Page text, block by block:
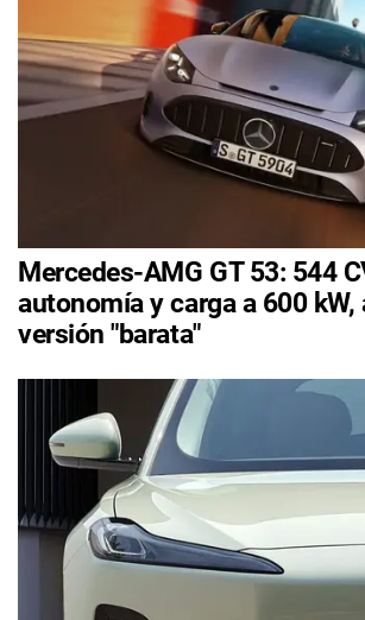
Mercedes-AMG GT 53: 544
autonomía y carga a 600 kW,
versión "barata"